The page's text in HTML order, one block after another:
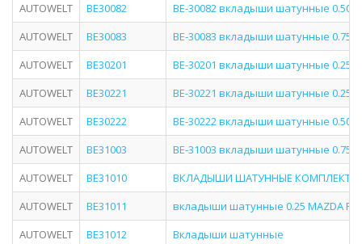
AUTOWELT
BE30082
BE-30082 вкладыши шатунные 0.50
AUTOWELT
BE30083
BE-30083 вкладыши шатунные 0.75
AUTOWELT
BE30201
BE-30201 вкладыши шатунные 0.25
AUTOWELT
BE30221
BE-30221 вкладыши шатунные 0.25
AUTOWELT
BE30222
BE-30222 вкладыши шатунные 0.50
AUTOWELT
BE31003
BE-31003 вкладыши шатунные 0.75
AUTOWELT
BE31010
ВКЛАДЫШИ ШАТУННЫЕ КОМПЛЕКТ STD
AUTOWELT
BE31011
вкладыши шатунные 0.25 MAZDA RF/
AUTOWELT
BE31012 Вкладыши шатунные